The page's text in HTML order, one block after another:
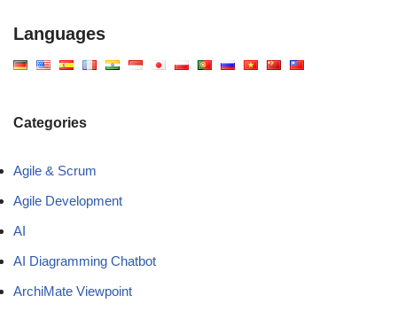
Languages
Categories
Agile & Scrum
Agile Development
AI
AI Diagramming Chatbot
ArchiMate Viewpoint